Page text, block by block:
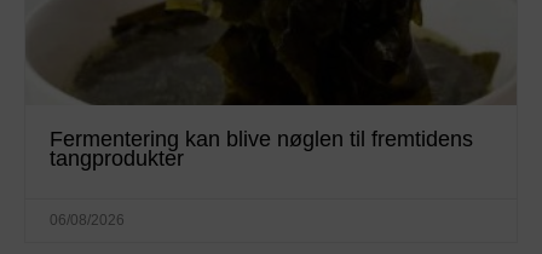
Fermentering kan blive nøglen til fremtidens
tangprodukter
06/08/2026